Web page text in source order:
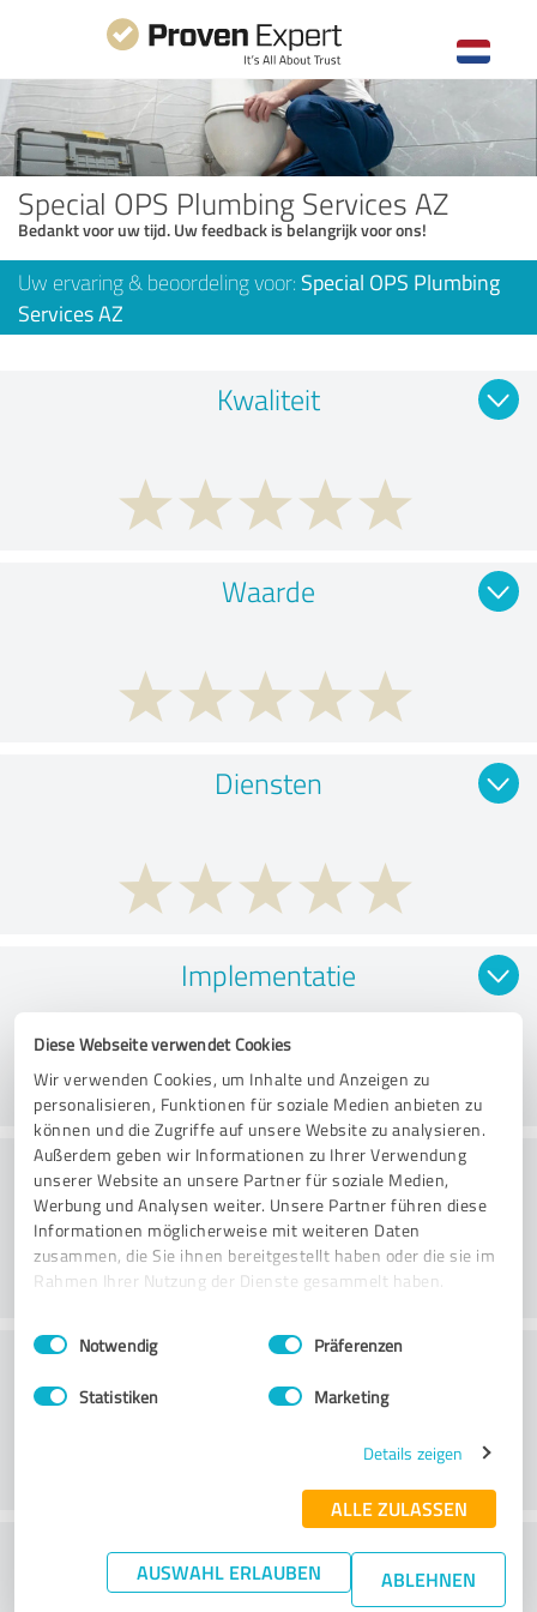
Diese Webseite verwendet Cookies
Wir verwenden Cookies, um Inhalte und Anzeigen zu
personalisieren, Funktionen für soziale Medien anbieten zu
können und die Zugriffe auf unsere Website zu analysieren.
Außerdem geben wir Informationen zu Ihrer Verwendung
unserer Website an unsere Partner für soziale Medien,
Werbung und Analysen weiter. Unsere Partner führen diese
Informationen möglicherweise mit weiteren Daten
zusammen, die Sie ihnen bereitgestellt haben oder die sie im
Rahmen Ihrer Nutzung der Dienste gesammelt haben.
Impressum Datenschutzbestimmungen
Einwilligungsauswahl
Notwendig Präferenzen
Statistiken Marketing
Details zeigen
ALLE ZULASSEN
AUSWAHL ERLAUBEN ABLEHNEN
Special OPS Plumbing Services AZ
Bedankt voor uw tijd. Uw feedback is belangrijk voor ons!
Uw ervaring & beoordeling voor: Special OPS Plumbing
Services AZ
Kwaliteit
Waarde
Diensten
Implementatie
Consulting
Klantenservice
Wat vind je van de prijs-
prestatieverhouding?